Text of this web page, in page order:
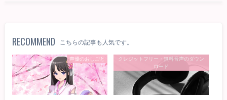
RECOMMEND こちらの記事も人気です。
声優のおしごと
クレジットフリー・無料音声のダウン
ロード